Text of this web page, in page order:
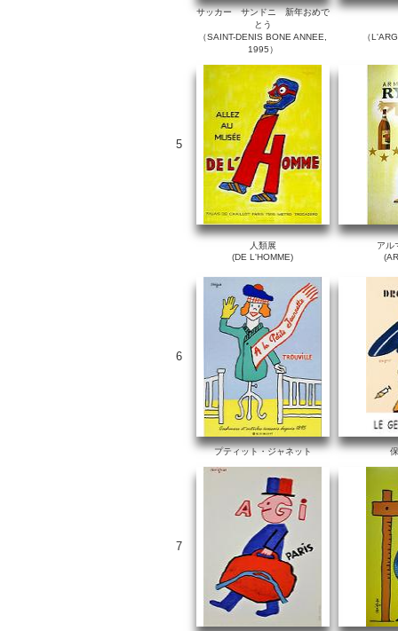
サッカー サンドニ 新年おめで
とう
（SAINT-DENIS BONE ANNEE,
1995）
（
5
人類展
(DE L'HOMME)
アル
6
プティット・ジャネット
7